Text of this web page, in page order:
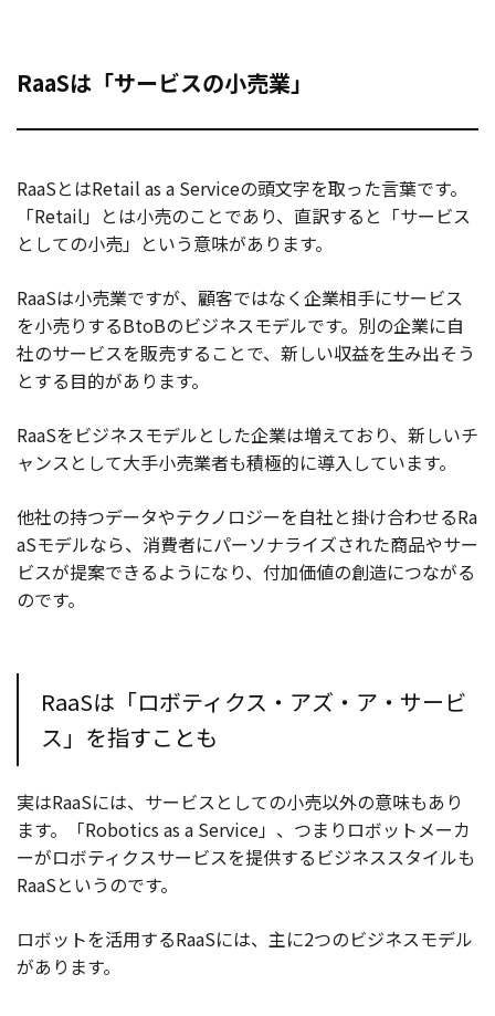
RaaSは「サービスの小売業」
RaaSとはRetail as a Serviceの頭文字を取った言葉です。
「Retail」とは小売のことであり、直訳すると「サービス
としての小売」という意味があります。
RaaSは小売業ですが、顧客ではなく企業相手にサービス
を小売りするBtoBのビジネスモデルです。別の企業に自
社のサービスを販売することで、新しい収益を生み出そう
とする目的があります。
RaaSをビジネスモデルとした企業は増えており、新しいチ
ャンスとして大手小売業者も積極的に導入しています。
他社の持つデータやテクノロジーを自社と掛け合わせるRa
aSモデルなら、消費者にパーソナライズされた商品やサー
ビスが提案できるようになり、付加価値の創造につながる
のです。
RaaSは「ロボティクス・アズ・ア・サービ
ス」を指すことも
実はRaaSには、サービスとしての小売以外の意味もあり
ます。「Robotics as a Service」、つまりロボットメーカ
ーがロボティクスサービスを提供するビジネススタイルも
RaaSというのです。
ロボットを活用するRaaSには、主に2つのビジネスモデル
があります。